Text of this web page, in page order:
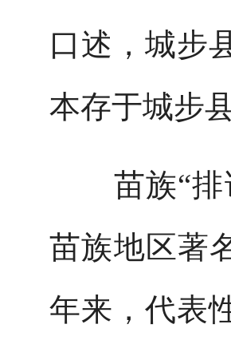
口述，城步
本存于城步
苗族“排
苗族地区著
年来，代表